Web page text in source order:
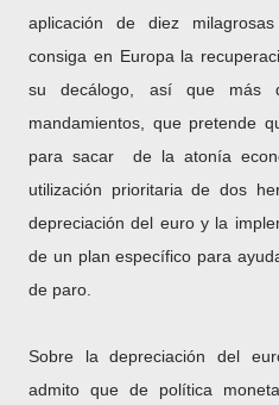
aplicación de diez
consiga en Europa la
su decálogo, así que más
mandamientos, que pretende
para sacar de la atonía
utilización prioritaria de dos
depreciación del euro y la
de un plan específico para
de paro.
Sobre la depreciación del
admito que de política